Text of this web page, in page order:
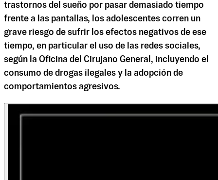
trastornos del sueño por pasar demasiado tiempo
frente a las pantallas, los adolescentes corren un
grave riesgo de sufrir los efectos negativos de ese
tiempo, en particular el uso de las redes sociales,
según la Oficina del Cirujano General, incluyendo el
consumo de drogas ilegales y la adopción de
comportamientos agresivos.